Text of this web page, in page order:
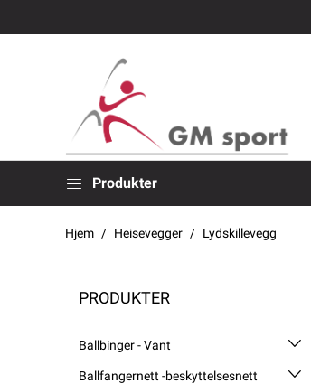
Produkter
Hjem Heisevegger Lydskillevegg
PRODUKTER
Ballbinger - Vant
Ballfangernett -beskyttelsesnett